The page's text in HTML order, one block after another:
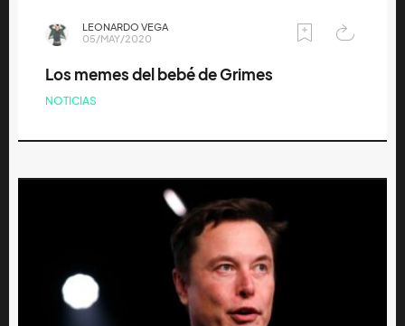
LEONARDO VEGA
05/MAY/2020
Los memes del bebé de Grimes
NOTICIAS